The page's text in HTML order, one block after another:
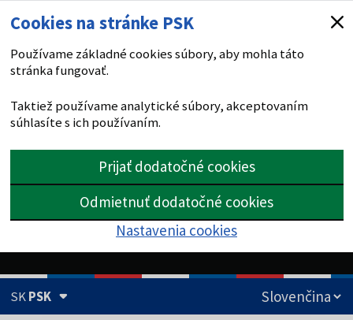
Cookies na stránke PSK
Používame základné cookies súbory, aby mohla táto
stránka fungovať.
Taktiež používame analytické súbory, akceptovaním
súhlasíte s ich používaním.
Prijať dodatočné cookies
Odmietnuť dodatočné cookies
Nastavenia cookies
SKPSK